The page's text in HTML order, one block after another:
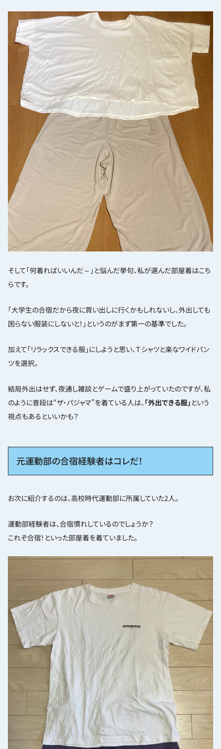
そして「何着ればいいんだ～」と悩んだ挙句、私が選んだ部屋着はこち
らです。
「大学生の合宿だから夜に買い出しに行くかもしれないし、外出しても
困らない服装にしないと！」というのがまず第一の基準でした。
加えて「リラックスできる服」にしようと思い、Ｔシャツと楽なワイドパン
ツを選択。
結局外出はせず、夜通し雑談とゲームで盛り上がっていたのですが、私
のように普段は“ザ・パジャマ”を着ている人は、 「外出できる服」 という
視点もあるといいかも？
元運動部の合宿経験者はコレだ！
お次に紹介するのは、高校時代運動部に所属していた2人。
運動部経験者は、合宿慣れしているのでしょうか？
これぞ合宿！といった部屋着を着ていました。